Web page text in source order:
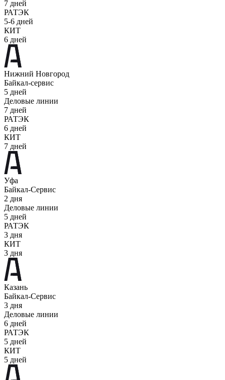
7 дней
РАТЭК
5-6 дней
КИТ
6 дней
Нижний Новгород
Байкал-сервис
5 дней
Деловые линии
7 дней
РАТЭК
6 дней
КИТ
7 дней
Уфа
Байкал-Сервис
2 дня
Деловые линии
5 дней
РАТЭК
3 дня
КИТ
3 дня
Казань
Байкал-Сервис
3 дня
Деловые линии
6 дней
РАТЭК
5 дней
КИТ
5 дней